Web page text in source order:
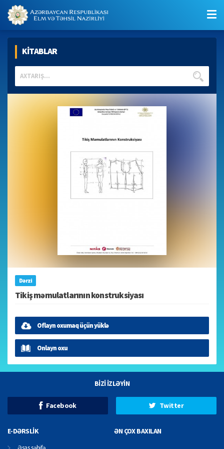
KİTABLAR
Dərzi
Tikiş məmulatlarının konstruksiyası
Oflayn oxumaq üçün yüklə
Onlayn oxu
BİZİ İZLƏYİN
Facebook Twitter
E-DƏRSLİK ƏN ÇOX BAXILAN